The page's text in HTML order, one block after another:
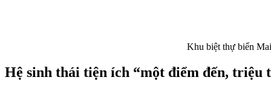
Khu biệt thự biển
Hệ sinh thái tiện ích “một điểm đến, triệu